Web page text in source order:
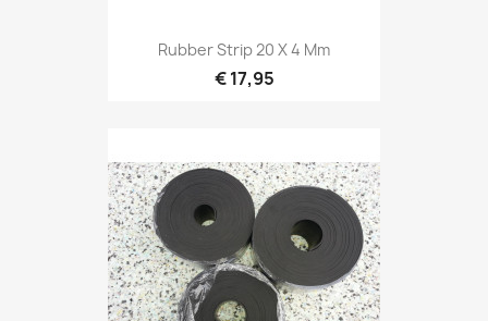
Rubber Strip 20 X 4 Mm
€ 17,95